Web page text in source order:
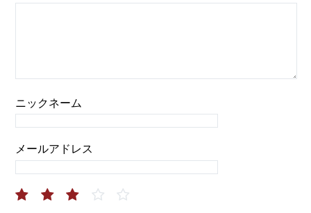
ニックネーム
メールアドレス